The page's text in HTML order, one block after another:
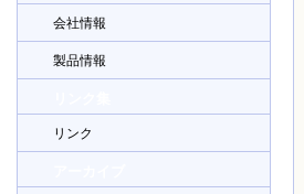
会社情報
製品情報
リンク